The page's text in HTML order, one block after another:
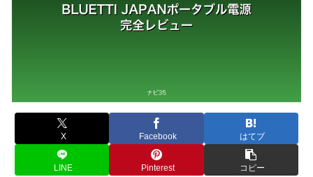
X Facebook はてブ
LINE Pinterest コピー